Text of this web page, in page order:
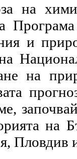
на
и
на
на
Пловдив